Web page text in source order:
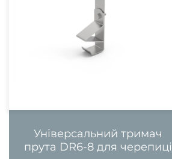
Універсальний тримач
прута DR6-8 для черепиці